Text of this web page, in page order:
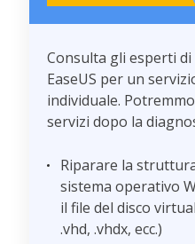
Consulta gli esperti
EaseUS per un
individuale.
servizi dopo la
Riparare la
sistema operativo
il file del disco
.vhd, .vhdx, ecc.)